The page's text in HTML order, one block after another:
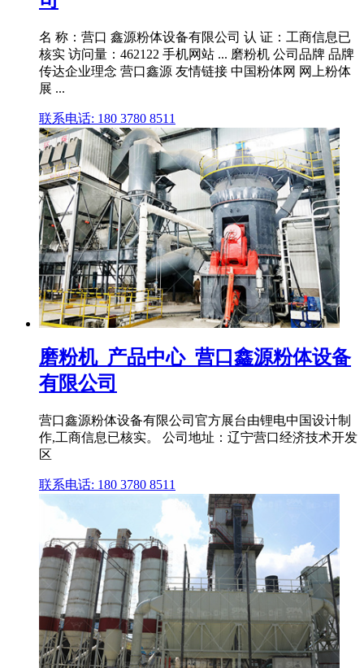
名 称：营口 鑫源粉体设备有限公司 认 证：工商信息已
核实 访问量：462122 手机网站 ... 磨粉机 公司品牌 品牌
传达企业理念 营口鑫源 友情链接 中国粉体网 网上粉体
展 ...
联系电话: 180 3780 8511
磨粉机_产品中心_营口鑫源粉体设备
有限公司
营口鑫源粉体设备有限公司官方展台由锂电中国设计制
作,工商信息已核实。 公司地址：辽宁营口经济技术开发
区
联系电话: 180 3780 8511